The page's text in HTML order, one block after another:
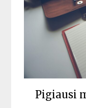
Pigiausi